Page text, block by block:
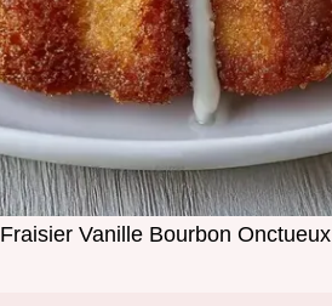
Fraisier Vanille Bourbon Onctueux